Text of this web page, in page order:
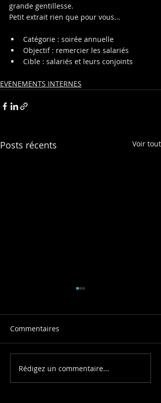
grande gentillesse.
Petit extrait rien que pour vous...
Catégorie : soirée annuelle
Objectif : remercier les salariés
Cible : salariés et leurs conjoints
EVENEMENTS INTERNES
Posts récents Voir tout
Un team building
collaboratif pour
Commentaires
Rédigez un commentaire...